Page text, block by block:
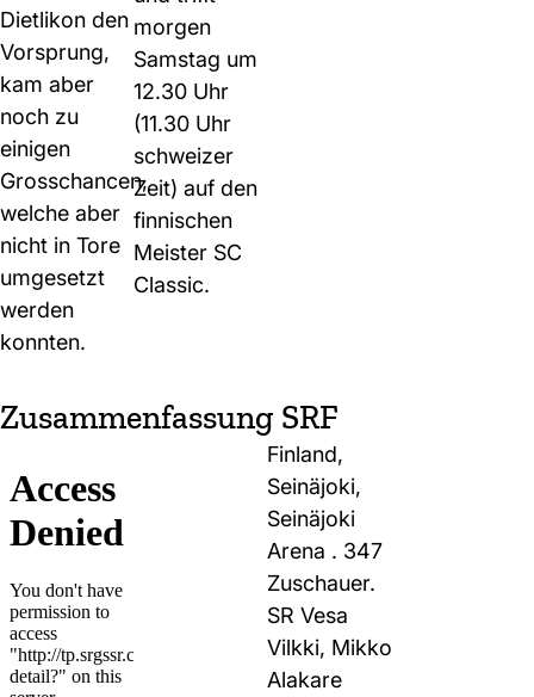
Dietlikon den
Vorsprung,
kam aber
noch zu
einigen
Grosschancen,
welche aber
nicht in Tore
umgesetzt
werden
konnten.
morgen
Samstag um
12.30 Uhr
(11.30 Uhr
schweizer
Zeit) auf den
finnischen
Meister SC
Classic.
Zusammenfassung SRF
Finland,
Seinäjoki,
Seinäjoki
Arena . 347
Zuschauer.
SR Vesa
Vilkki, Mikko
Alakare